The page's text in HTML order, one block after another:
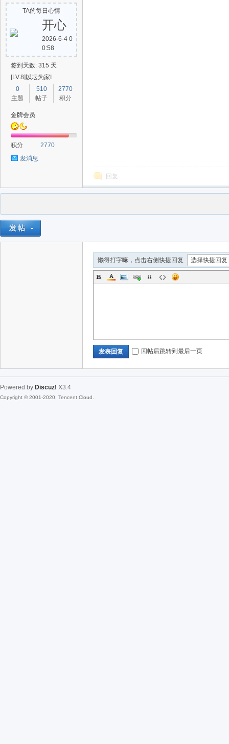
TA的每日心情
开心
2026-6-4 0
0:58
签到天数: 315 天
[LV.8]以坛为家I
0
主题
510
帖子
2770
积分
金牌会员
积分
2770
发消息
回复
懒得打字嘛，点击右侧快捷回复
发表回复 回帖后跳转到最后一页
Powered by Discuz! X3.4
Copyright © 2001-2020, Tencent Cloud.